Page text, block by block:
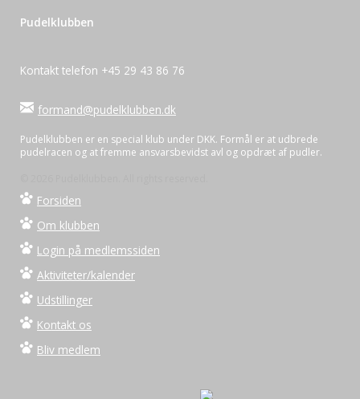
Pudelklubben
Kontakt telefon +45 29 43 86 76
formand@pudelklubben.dk
Pudelklubben er en special klub under DKK. Formål er at udbrede
pudelracen og at fremme ansvarsbevidst avl og opdræt af pudler.
Forsiden
Om klubben
Login på medlemssiden
Aktiviteter/kalender
Udstillinger
Kontakt os
Bliv medlem